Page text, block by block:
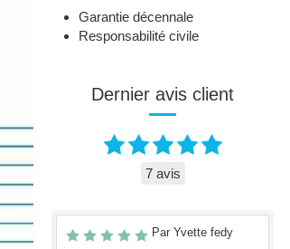
Garantie décennale
Responsabilité civile
Dernier avis client
7 avis
Par Yvette fedy